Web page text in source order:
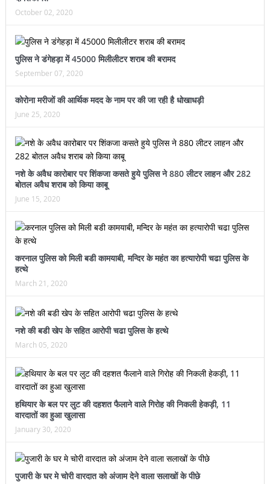
October 02, 2020
पुलिस ने डंगेहड़ा में 45000 मिलीलीटर शराब की बरामद
September 07, 2020
कोरोना मरीजों की आर्थिक मदद के नाम पर की जा रही है धोखाधड़ी
June 25, 2020
नशे के अवैध कारोबार पर शिंकजा कसते हुये पुलिस ने 880 लीटर लाहन और 282
बोतल अवैध शराब को किया काबू
June 15, 2020
करनाल पुलिस को मिली बडी कामयाबी, मन्दिर के महंत का हत्यारोपी चढा पुलिस के
हत्थे
March 21, 2020
नशे की बडी खेप के सहित आरोपी चढा पुलिस के हत्थे
March 05, 2020
हथियार के बल पर लुट की दहशत फैलाने वाले गिरोह की निकली हेकड़ी, 11
वारदातों का हुआ खुलासा
January 30, 2020
पुजारी के घर मे चोरी वारदात को अंजाम देने वाला सलाखों के पीछे